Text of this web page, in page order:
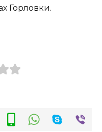
Горловки.